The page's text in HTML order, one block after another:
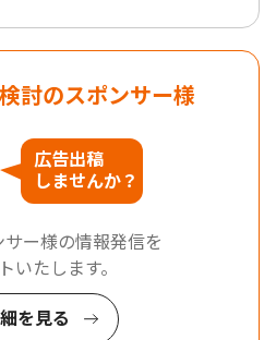
討のスポンサー様
広告出稿
しませんか？
ー様の情報発信を
いたします。
を見る